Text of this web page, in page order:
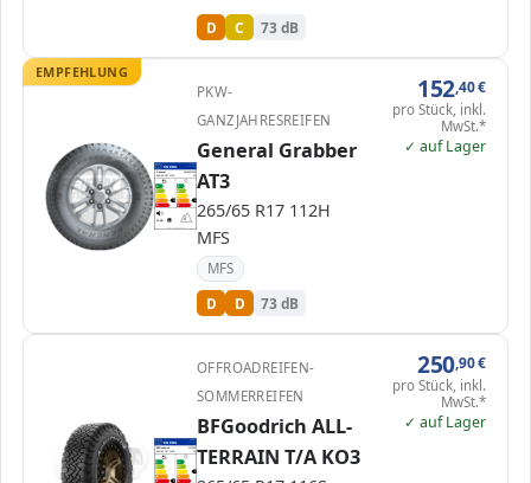
D C 73 dB
EMPFEHLUNG
ENERG
General
0449451000
265/65 R17 112H
C1
C C
73 dB B
PKW-
GANZJAHRESREIFEN
General Grabber
AT3
265/65 R17 112H
MFS
MFS
D D 73 dB
152,40€
pro Stück, inkl.
MwSt.*
✓ auf Lager
ENERG
BFGoodrich
237665
265/65 R17 116S
C1
C C C
OFFROADREIFEN-
SOMMERREIFEN
BFGoodrich ALL-
TERRAIN T/A KO3
250,90€
pro Stück, inkl.
MwSt.*
✓ auf Lager